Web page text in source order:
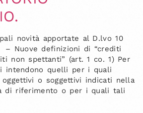
novità apportate al D.lvo 10
Nuove definizioni di “crediti
non spettanti” (art. 1 co. 1) Per
intendono quelli per i quali
o soggettivi indicati nella
di riferimento o per i quali tali